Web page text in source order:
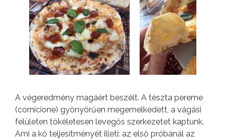
A végeredmény magáért beszélt. A tészta pereme
(cornicione) gyönyörűen megemelkedett, a vágási
felületen tökéletesen levegős szerkezetet kaptunk.
Ami a kő teljesítményét illeti: az első próbánál az